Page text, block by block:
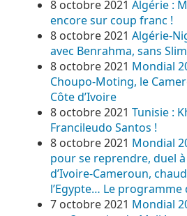
8 octobre 2021 Algérie :
encore sur coup franc !
8 octobre 2021 Algérie-
avec Benrahma, sans
8 octobre 2021 Mondial
Choupo-Moting, le
Côte d’Ivoire
8 octobre 2021 Tunisie :
Francileudo Santos !
8 octobre 2021 Mondial
pour se reprendre, duel
d’Ivoire-Cameroun,
l’Egypte… Le programme
7 octobre 2021 Mondial